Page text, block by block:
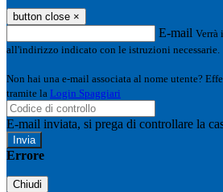
button close ×
E-mail Verrà
all'indirizzo indicato con le istruzioni necessarie.
Non hai una e-mail associata al nome utente?
tramite la Login Spaggiari
E-mail inviata, si prega di controllare la
Errore
Chiudi